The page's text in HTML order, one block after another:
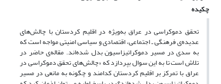
چکیده
تحقق دموکراسی در عراق به‌ویژه در اقلیم کردستان با چالش‌های
عدیده‌ی فرهنگی ـ اجتماعی، اقتصادی و سیاسی امنیتی مواجه است که
به سدی در مسیر دموکراتیزاسیون بدل شده‌اند. مقاله‌ی حاضر در
تلاش است تا به این سوال بپردازد که «چالش‌های تحقق دموکراسی در
عراق با تمرکز بر اقلیم کردستان کدامند و چگونه به مانعی در مسیر